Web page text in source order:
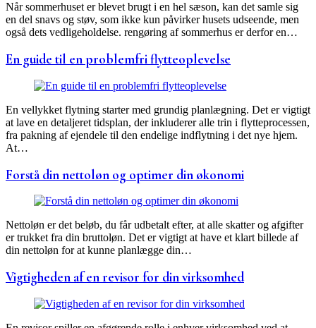
Når sommerhuset er blevet brugt i en hel sæson, kan det samle sig
en del snavs og støv, som ikke kun påvirker husets udseende, men
også dets vedligeholdelse. rengøring af sommerhus er derfor en…
En guide til en problemfri flytteoplevelse
En vellykket flytning starter med grundig planlægning. Det er vigtigt
at lave en detaljeret tidsplan, der inkluderer alle trin i flytteprocessen,
fra pakning af ejendele til den endelige indflytning i det nye hjem.
At…
Forstå din nettoløn og optimer din økonomi
Nettoløn er det beløb, du får udbetalt efter, at alle skatter og afgifter
er trukket fra din bruttoløn. Det er vigtigt at have et klart billede af
din nettoløn for at kunne planlægge din…
Vigtigheden af en revisor for din virksomhed